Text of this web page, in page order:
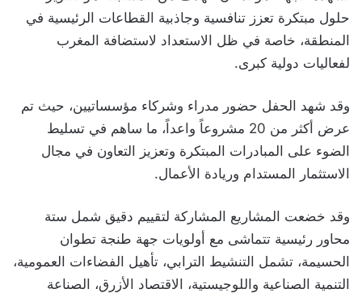
حلول مبتكرة تعزز تنافسية وجاذبية القطاعات الرئيسية في
المنطقة، خاصة في ظل الاستعداد لاستضافة المغرب
لفعاليات دولية كبرى.
وقد شهد الحفل حضور مدراء وشركاء مؤسساتيين، حيث تم
عرض أكثر من 20 مشروعاً واعداً، ما ساهم في تسليط
الضوء على المبادرات المبتكرة وتعزيز التعاون في مجال
الاستثمار المستدام وريادة الأعمال.
وقد خضعت المشاريع المشاركة لتقييم دقيق شمل ستة
محاور رئيسية تتماشى مع أولويات جهة طنجة تطوان
الحسيمة، تشمل التنشيط الترابي، تأهيل الفضاءات العمومية،
التنمية الصناعية واللوجيستية، الاقتصاد الأزرق، الصناعة